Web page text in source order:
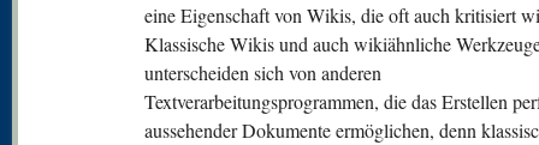
eine Eigenschaft von Wikis, die oft auch kritisiert
Klassische Wikis und auch wikiähnliche
unterscheiden sich von anderen
Textverarbeitungsprogrammen, die das Erstellen
aussehender Dokumente ermöglichen, denn